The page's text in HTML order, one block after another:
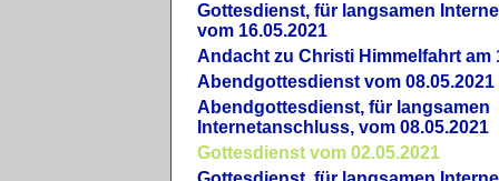
Gottesdienst, für langsamen
vom 16.05.2021
Andacht zu Christi Himmelfahrt am
Abendgottesdienst vom 08.05.2021
Abendgottesdienst, für langsamen
Internetanschluss, vom 08.05.2021
Gottesdienst vom 02.05.2021